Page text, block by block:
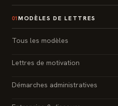
01 MODÈLES DE LETTRES
Tous les modèles
Lettres de motivation
Démarches administratives